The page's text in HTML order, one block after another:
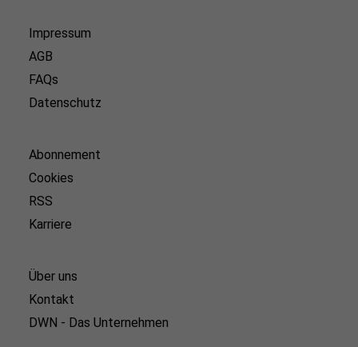
Impressum
AGB
FAQs
Datenschutz
Abonnement
Cookies
RSS
Karriere
Über uns
Kontakt
DWN - Das Unternehmen